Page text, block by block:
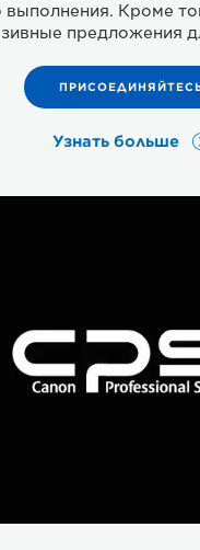
выполнения. Кроме
предложения
Узнать больше